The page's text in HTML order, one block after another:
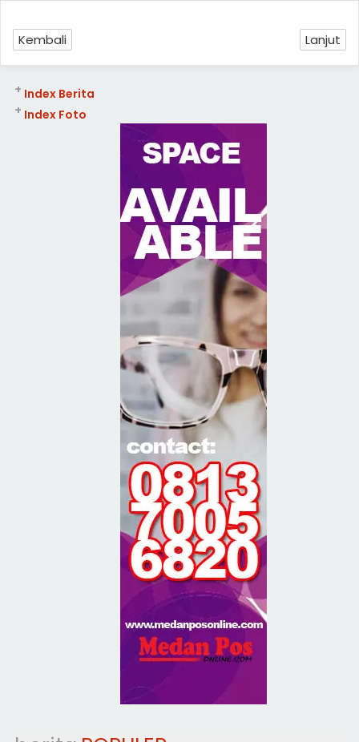
Kembali Lanjut
Index Berita
+
Index Foto
+